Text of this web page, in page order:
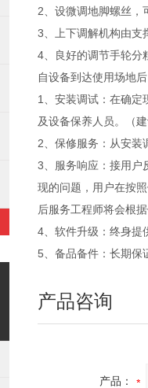
2、设微调地脚螺丝，
3、上下调解机构由支
4、良好的调节手轮分
自设备到达使用场地
1、安装调试：在确定
及设备保养人员。（
2、保修服务：从安装
3、服务响应：接用
现的问题，用户在按
后服务工程师将会根
4、软件升级：终身提
5、备品备件：长期保
产品咨询
产品：